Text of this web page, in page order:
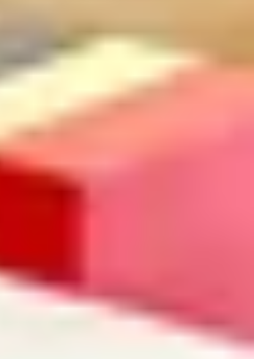
Suche